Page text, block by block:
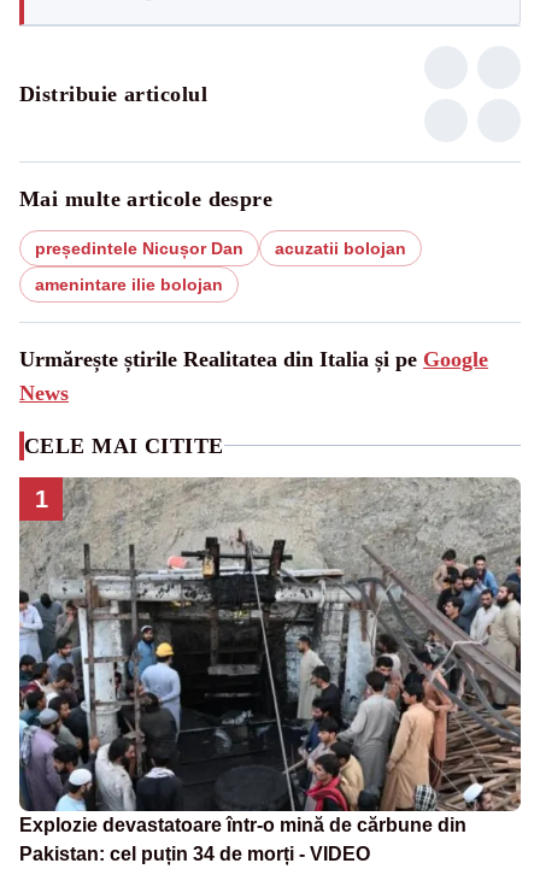
Distribuie articolul
Mai multe articole despre
președintele Nicușor Dan
acuzatii bolojan
amenintare ilie bolojan
Urmărește știrile Realitatea din Italia și pe Google
News
CELE MAI CITITE
1
Explozie devastatoare într-o mină de cărbune din
Pakistan: cel puțin 34 de morți - VIDEO